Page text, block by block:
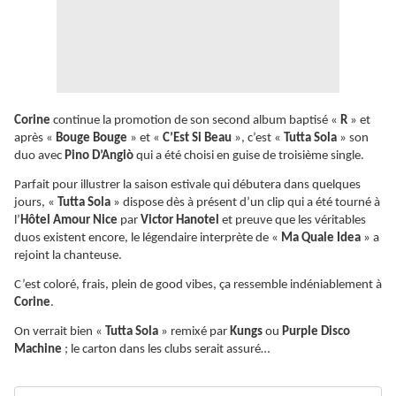
Corine continue la promotion de son second album baptisé « R » et
après « Bouge Bouge » et « C’Est Si Beau », c’est « Tutta Sola » son
duo avec Pino D’Angiò qui a été choisi en guise de troisième single.
Parfait pour illustrer la saison estivale qui débutera dans quelques
jours, « Tutta Sola » dispose dès à présent d’un clip qui a été tourné à
l’Hôtel Amour Nice par Victor Hanotel et preuve que les véritables
duos existent encore, le légendaire interprète de « Ma Quale Idea » a
rejoint la chanteuse.
C’est coloré, frais, plein de good vibes, ça ressemble indéniablement à
Corine.
On verrait bien « Tutta Sola » remixé par Kungs ou Purple Disco
Machine ; le carton dans les clubs serait assuré…